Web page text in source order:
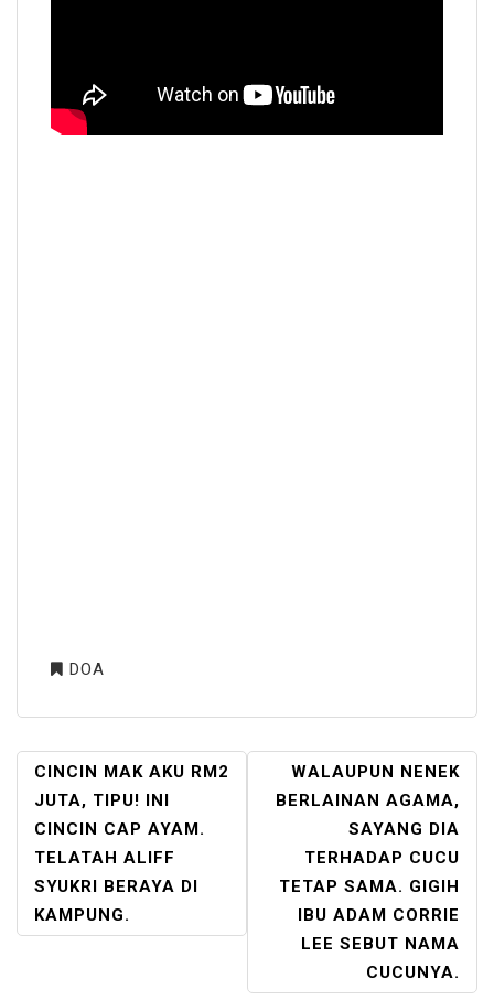
DOA
POST
NAVIGATION
CINCIN MAK AKU RM2
JUTA, TIPU! INI
CINCIN CAP AYAM.
TELATAH ALIFF
SYUKRI BERAYA DI
KAMPUNG.
WALAUPUN NENEK
BERLAINAN AGAMA,
SAYANG DIA
TERHADAP CUCU
TETAP SAMA. GIGIH
IBU ADAM CORRIE
LEE SEBUT NAMA
CUCUNYA.